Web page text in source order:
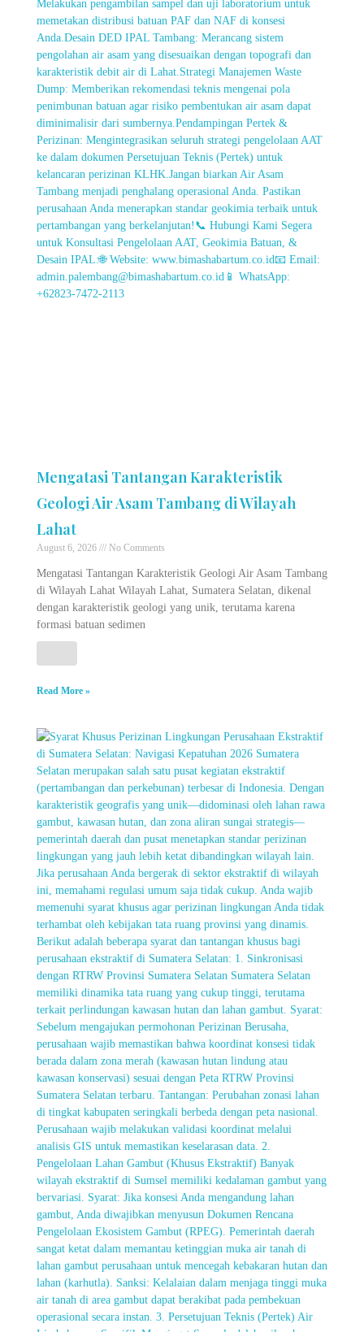
Mengatasi Tantangan Karakteristik
Geologi Air Asam Tambang di Wilayah
Lahat
August 6, 2026 No Comments
Mengatasi Tantangan Karakteristik Geologi Air Asam Tambang
di Wilayah Lahat Wilayah Lahat, Sumatera Selatan, dikenal
dengan karakteristik geologi yang unik, terutama karena
formasi batuan sedimen
Read More »